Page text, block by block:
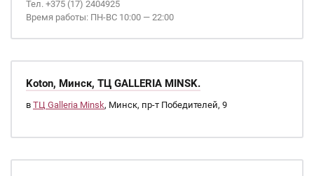
Тел. +375 (17) 2404925
Время работы: ПН-ВС 10:00 — 22:00
Koton, Минск, ТЦ GALLERIA MINSK.
в ТЦ Galleria Minsk, Минск, пр-т Победителей, 9